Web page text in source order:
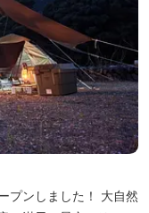
プンしました！ 大自然